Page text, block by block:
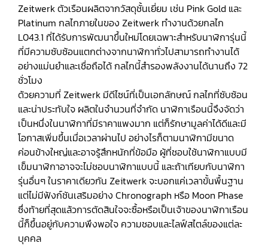
Zeitwerk ตัวเรือนผลิตจากวัสดุชั้นเยี่ยม เช่น Pink Gold และ
Platinum กลไกภายในของ Zeitwerk ทำงานด้วยกลไก
L043.1 ที่ได้รับการพัฒนาขึ้นใหม่โดยเฉพาะสำหรับนาฬิการุ่นนี้
ที่มีความซับซ้อนแตกต่างจากนาฬิกาทั่วไปสามารถทำงานได้
อย่างแม่นยำและเชื่อถือได้ กลไกนี้สำรองพลังงานได้นานถึง 72
ชั่วโมง
ด้วยความที่ Zeitwerk มีดีไซน์ที่เป็นเอกลักษณ์ กลไกที่ซับซ้อน
และน่าประทับใจ ผลิตในจำนวนที่จำกัด นาฬิกาเรือนนี้จึงจัดว่า
เป็นหนึ่งในนาฬิกาที่มีราคาแพงมาก แต่ก็รักษามูลค่าได้ดีและมี
โอกาสเพิ่มขึ้นเมื่อเวลาผ่านไป อย่างไรก็ตามนาฬิกามีขนาด
ค่อนข้างใหญ่และอาจรู้สึกหนักที่ข้อมือ ผู้ที่ชอบใช้นาฬิกาแบบมี
เข็มนาฬิกาอาจจะไม่ชอบนาฬิกาแบบนี้ และถ้าเทียบกับนาฬิกา
รุ่นอื่นๆ ในราคาเดียวกัน Zeitwerk จะบอกแค่เวลาขั้นพื้นฐาน
แต่ไม่มีฟังก์ชันเสริมอย่าง Chronograph หรือ Moon Phase
ซึ่งท้ายที่สุดแล้วการตัดสินใจจะซื้อหรือเป็นเจ้าของนาฬิกาเรือน
นี้ก็ขึ้นอยู่กับความพึงพอใจ ความชอบและไลฟ์สไตล์ของแต่ละ
บุคคล